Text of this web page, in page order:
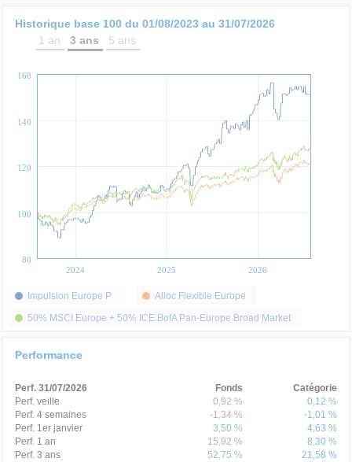
Historique base 100 du 01/08/2023 au 31/07/2026
1 an
3 ans 5 ans
2024 2025 2026
80
100
120
140
160
Impulsion Europe P
Alloc Flexible Europe
50% MSCI Europe + 50% ICE BofA Pan-Europe Broad Market
Performance
Perf. 31/07/2026 Fonds
Catégorie
Perf. veille
0,92 %
0,12 %
Perf. 4 semaines
-1,34 %
-1,01 %
Perf. 1er janvier
3,50 %
4,63 %
Perf. 1 an
15,92 %
8,30 %
Perf. 3 ans
52,75 %
21,58 %